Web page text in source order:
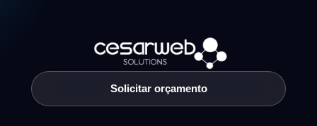
Solicitar orçamento